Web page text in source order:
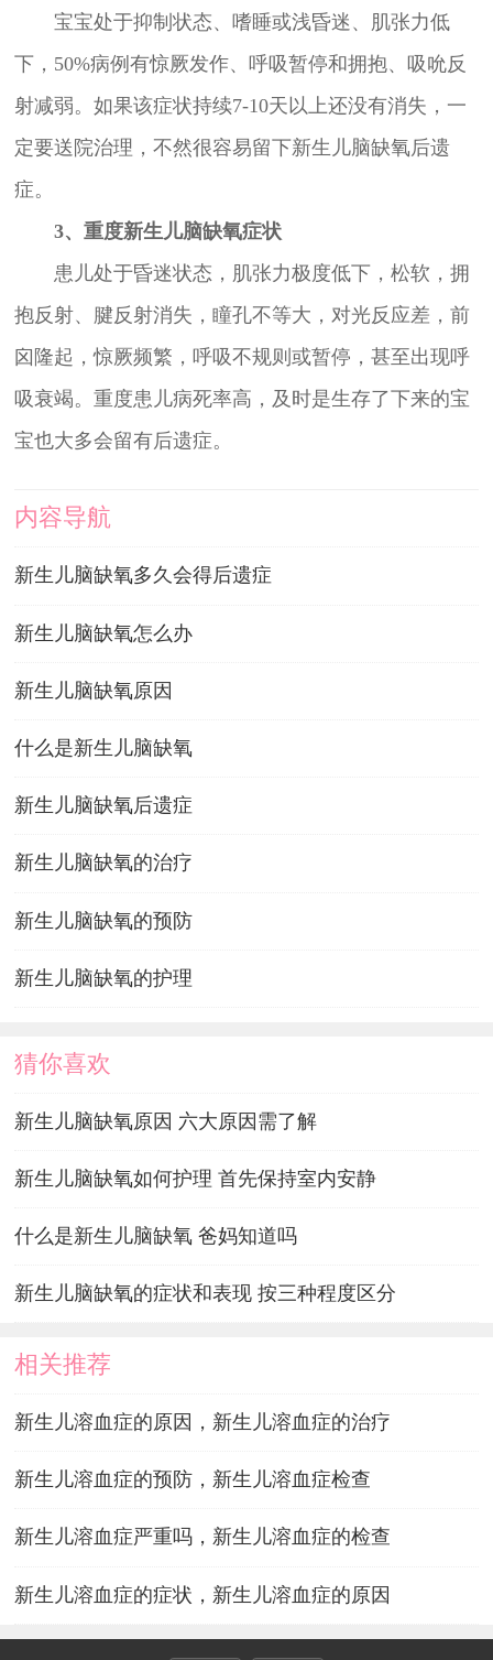
宝宝处于抑制状态、嗜睡或浅昏迷、肌张力低
下，50%病例有惊厥发作、呼吸暂停和拥抱、吸吮反
射减弱。如果该症状持续7-10天以上还没有消失，一
定要送院治理，不然很容易留下新生儿脑缺氧后遗
症。
3、重度新生儿脑缺氧症状
患儿处于昏迷状态，肌张力极度低下，松软，拥
抱反射、腱反射消失，瞳孔不等大，对光反应差，前
囟隆起，惊厥频繁，呼吸不规则或暂停，甚至出现呼
吸衰竭。重度患儿病死率高，及时是生存了下来的宝
宝也大多会留有后遗症。
内容导航
新生儿脑缺氧多久会得后遗症
新生儿脑缺氧怎么办
新生儿脑缺氧原因
什么是新生儿脑缺氧
新生儿脑缺氧后遗症
新生儿脑缺氧的治疗
新生儿脑缺氧的预防
新生儿脑缺氧的护理
猜你喜欢
新生儿脑缺氧原因 六大原因需了解
新生儿脑缺氧如何护理 首先保持室内安静
什么是新生儿脑缺氧 爸妈知道吗
新生儿脑缺氧的症状和表现 按三种程度区分
相关推荐
新生儿溶血症的原因，新生儿溶血症的治疗
新生儿溶血症的预防，新生儿溶血症检查
新生儿溶血症严重吗，新生儿溶血症的检查
新生儿溶血症的症状，新生儿溶血症的原因